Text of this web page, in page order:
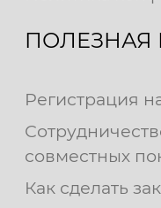
Регистрация
совместных
Как сделать